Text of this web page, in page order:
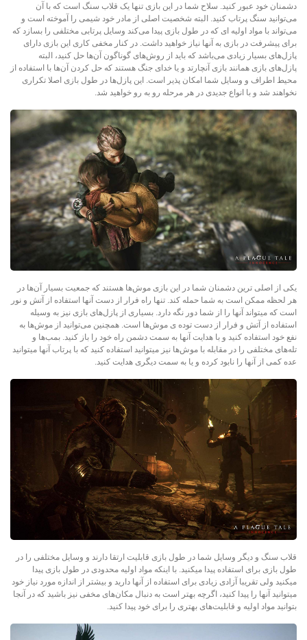
دشمنان خود عبور کنید. سلاح شما در این بازی تنها یک قلاب سنگ است که با آن
می‌توانید سنگ پرتاب کنید. البته شخصیت اصلی از مادر خود شیمی را آموخته است و
می‌تواند با مواد اولیه ای که در طول بازی پیدا می‌کند وسایل پرتابی مختلفی را بسازد که
برای پیشرفت در بازی به آنها نیاز خواهید داشت. در کنار مخفی کاری این بازی دارای
پازل‌های بسیار زیادی می‌باشد که باید از روش‌های گوناگون آن‌ها حل کنید، البته
پازل‌های بازی همانند بازی آنچارتد و یا خدای جنگ هستند که حل کردن آن‌ها با استفاده از
محیط اطراف و وسایل شما امکان پذیر است. این پازل‌ها در طول بازی اصلا تکراری
نخواهند شد و با انواع جدیدی در هر مرحله رو به رو خواهید شد.
یکی از اصلی ترین دشمنان شما در این بازی موش‌ها هستند که جمعیت بسیار آن‌ها در
هر لحظه ممکن است به شما حمله کند. تنها راه فرار از دست آنها استفاده از آتش و نور
است که میتواند آنها را از شما دور نگه دارد. بسیاری از پازل‌های بازی نیز به وسیله
استفاده از آتش و فرار از دست توده ی موش‌ها است. همچنین می‌توانید از موش‌ها به
نفع خود استفاده کنید و با هدایت آنها به سمت دشمن راه خود را باز کنید. بمب‌ها و
تله‌های مختلفی را در مقابله با موش‌ها نیز میتوانید استفاده کنید که با پرتاب آنها میتوانید
عده کمی از آنها را نابود کرده و یا به سمت دیگری هدایت کنید.
قلاب سنگ و دیگر وسایل شما در طول بازی قابلیت ارتقا دارند و وسایل مختلفی را در
طول بازی برای استفاده پیدا میکنید. با اینکه مواد اولیه محدودی در طول بازی پیدا
میکنید ولی تقریبا آزادی زیادی برای استفاده از آنها دارید و بیشتر از اندازه مورد نیاز خود
میتوانید آنها را پیدا کنید، اگرچه بهتر است به دنبال مکان‌های مخفی نیز باشید که در آنجا
بتوانید مواد اولیه و قابلیت‌های بهتری را برای خود پیدا کنید.